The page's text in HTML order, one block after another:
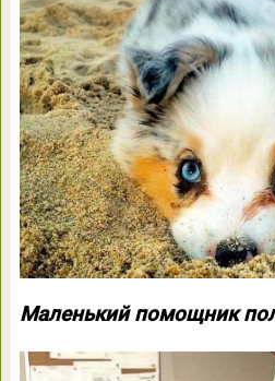
Маленький помощник